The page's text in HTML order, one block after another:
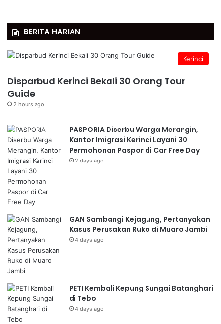
BERITA HARIAN
Kerinci
Disparbud Kerinci Bekali 30 Orang Tour
Guide
2 hours ago
PASPORIA Diserbu Warga Merangin,
Kantor Imigrasi Kerinci Layani 30
Permohonan Paspor di Car Free Day
2 days ago
GAN Sambangi Kejagung, Pertanyakan
Kasus Perusakan Ruko di Muaro Jambi
4 days ago
PETI Kembali Kepung Sungai Batanghari
di Tebo
4 days ago